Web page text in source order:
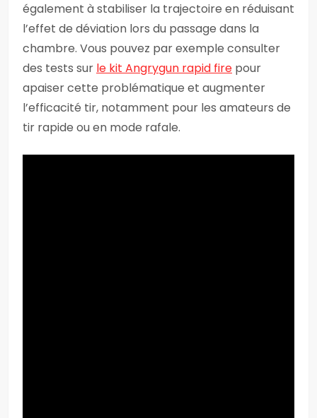
également à stabiliser la trajectoire en réduisant
l’effet de déviation lors du passage dans la
chambre. Vous pouvez par exemple consulter
des tests sur le kit Angrygun rapid fire pour
apaiser cette problématique et augmenter
l’efficacité tir, notamment pour les amateurs de
tir rapide ou en mode rafale.